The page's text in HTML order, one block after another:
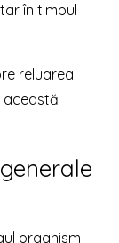
în timpul
reluarea
această
organism